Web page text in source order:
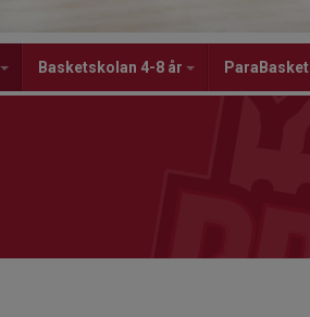
Basketskolan 4-8 år ParaBasket